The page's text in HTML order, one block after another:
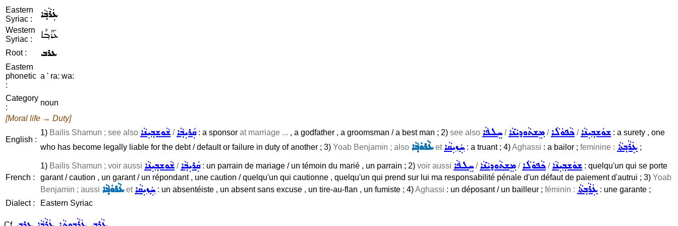
Eastern
Syriac :
ܥܲܪܵܒ݂ܵܐ
Western
Syriac :
ܥܰܪܳܒ݂ܳܐ
Root : ܥܪܒ
Eastern
phonetic
:
a ' ra: wa:
Category
:
noun
[Moral life → Duty]
English :
1) Bailis Shamun ; see also ܫܵܘܫܒ݂ܝܼܢܵܐ /ܩܲܪܝܼܒ݂ܵܐ: a sponsor at marriage ... , a godfather , a groomsman / a best man ; 2) see also ܚܸܠܦܵܐ /ܡܸܫܬܵܘܕܝܵܢܵܐ /ܟܵܦܘܿܠܵܐ /ܫܘܿܫܒ݂ܝܼܢܵܐ : a surety , one
who has become legally liable for the debt / default or failure in duty of another ; 3) Yoab Benjamin ; also ܥܵܪܘܿܒ݂ܵܐetܚܲܙܝܼܩܵܐ : a truant ; 4)Aghassi : a bailor ; feminine : ܥܲܪܵܒ݂ܬܵܐ ;
French :
1) Bailis Shamun ; voir aussi ܫܵܘܫܒ݂ܝܼܢܵܐ /ܩܲܪܝܼܒ݂ܵܐ: un parrain de mariage / un témoin du marié , un parrain ; 2) voir aussi ܚܸܠܦܵܐ /ܡܸܫܬܵܘܕܝܵܢܵܐ /ܟܵܦܘܿܠܵܐ /ܫܘܿܫܒ݂ܝܼܢܵܐ : quelqu'un qui se porte
garant / caution , un garant / un répondant , une caution / quelqu'un qui cautionne , quelqu'un qui prend sur lui ma responsabilité pénale d'un défaut de paiement d'autrui ; 3) Yoab
Benjamin ; aussi ܥܵܪܘܿܒ݂ܵܐetܚܲܙܝܼܩܵܐ : un absentéiste , un absent sans excuse , un tire-au-flan , un fumiste ; 4)Aghassi : un déposant / un bailleur ; féminin : ܥܲܪܵܒ݂ܬܵܐ : une garante ;
Dialect :
Eastern Syriac